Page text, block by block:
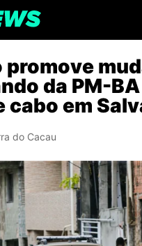
promove
da PM-
cabo em
do Cacau